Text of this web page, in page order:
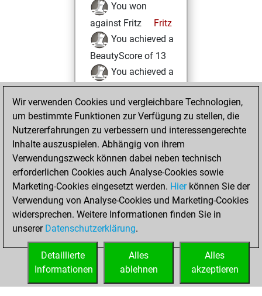
You won
against Fritz
Fritz
You achieved a
BeautyScore of 13
You achieved a
new Elo of 1619
Donnerstag, Mai
9, 2024
You created
your Studies account
Studies
Dienstag,
November 7, 2023
You created
your Fritz account
Wir verwenden Cookies und vergleichbare Technologien,
um bestimmte Funktionen zur Verfügung zu stellen, die
Nutzererfahrungen zu verbessern und interessengerechte
Inhalte auszuspielen. Abhängig von ihrem
Verwendungszweck können dabei neben technisch
erforderlichen Cookies auch Analyse-Cookies sowie
Marketing-Cookies eingesetzt werden. Hierkönnen Sie der
Verwendung von Analyse-Cookies und Marketing-Cookies
widersprechen. Weitere Informationen finden Sie in
unserer Datenschutzerklärung.
Alles
akzeptieren
Alles
ablehnen
Detaillierte
Informationen